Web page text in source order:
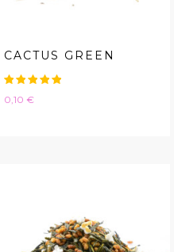
CACTUS GREEN
Hinta
0,10 €